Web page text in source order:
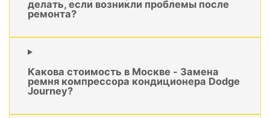
делать, если возникли проблемы после
ремонта?
Какова стоимость в Москве - Замена
ремня компрессора кондиционера Dodge
Journey?